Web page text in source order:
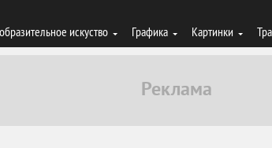
искуство Графика Картинки